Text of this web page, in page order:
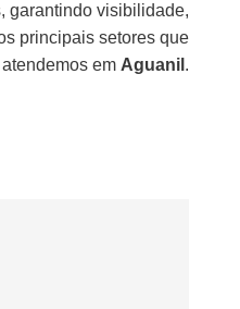
garantindo visibilidade,
principais setores que
atendemos em Aguanil .